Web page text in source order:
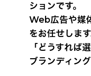
ションです。
Web広告や媒
をお任せします
「どうすれば
ブランディン